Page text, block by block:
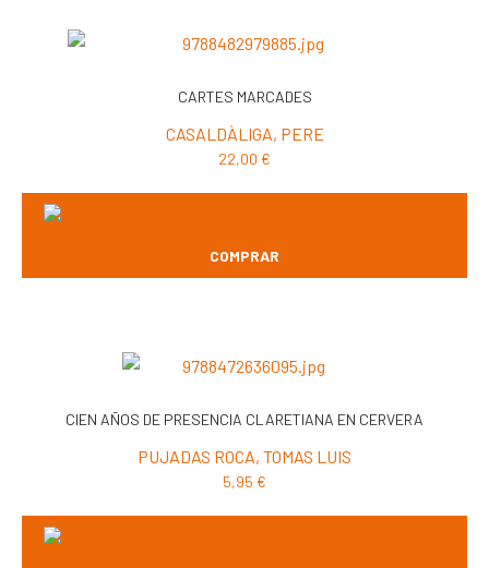
CARTES MARCADES
CASALDÀLIGA, PERE
22,00 €
COMPRAR
CIEN AÑOS DE PRESENCIA CLARETIANA EN CERVERA
PUJADAS ROCA, TOMAS LUIS
5,95 €